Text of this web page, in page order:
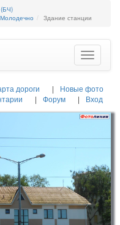
Здание станции
Toggle
дороги
Новые фото
Форум Вход